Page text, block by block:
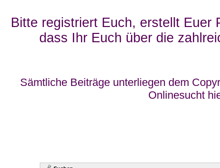
Bitte registriert Euch, erstellt Euer
dass Ihr Euch über die
Sämtliche Beiträge unterliegen dem
Onlinesucht